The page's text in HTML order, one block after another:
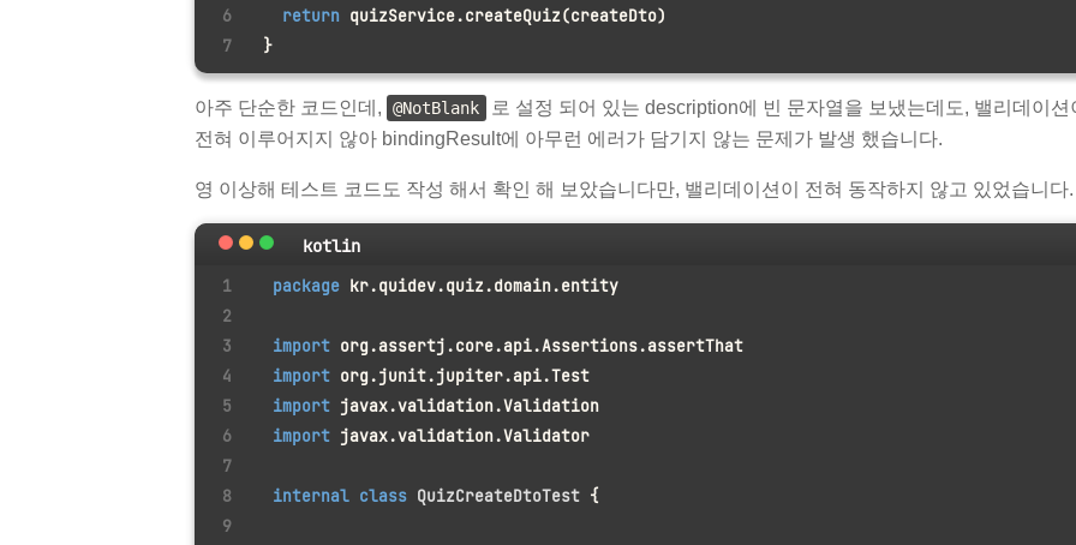
return quizService.createQuiz(createDto)
}
아주 단순한 코드인데, @NotBlank
로 설정 되어 있는 description에 빈 문자열을 보냈는데도, 밸리데이션
전혀 이루어지지 않아 bindingResult에 아무런 에러가 담기지 않는 문제가 발생 했습니다.
영 이상해 테스트 코드도 작성 해서 확인 해 보았습니다만, 밸리데이션이 전혀 동작하지 않고 있었습니다.
kotlin
package kr.quidev.quiz.domain.entity
import org.assertj.core.api.Assertions.assertThat
import org.junit.jupiter.api.Test
import javax.validation.Validation
import javax.validation.Validator
internal class QuizCreateDtoTest {